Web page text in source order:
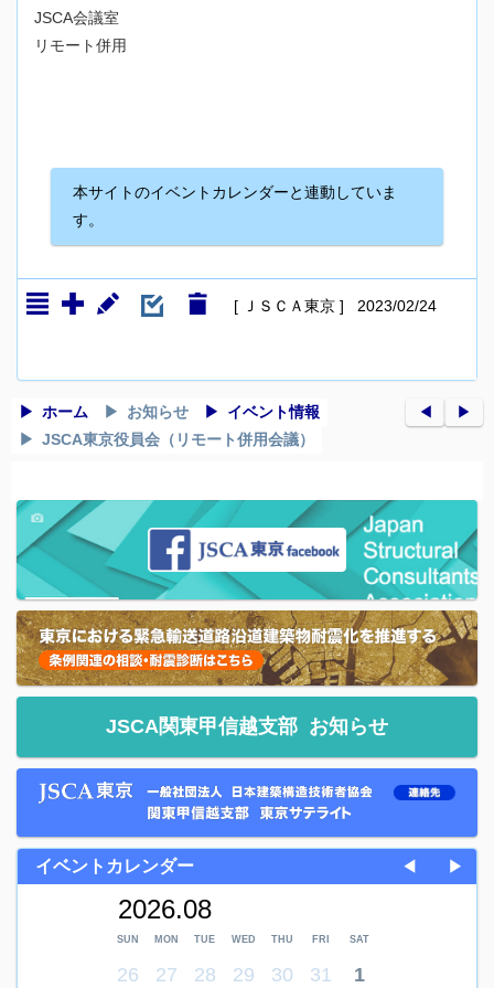
JSCA会議室
リモート併用
本サイトのイベントカレンダーと連動していま
す。
[ ＪＳＣＡ東京 ] 2023/02/24
ホーム お知らせ
イベント情報
JSCA東京役員会（リモート併用会議）
◀︎ ▶︎
JSCA関東甲信越支部 お知らせ
イベントカレンダー ◀ ▶
2026.08
SUN MON TUE WED THU FRI SAT
26 27 28 29 30 31 1